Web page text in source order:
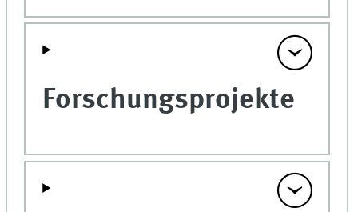
Forschungsprojekte